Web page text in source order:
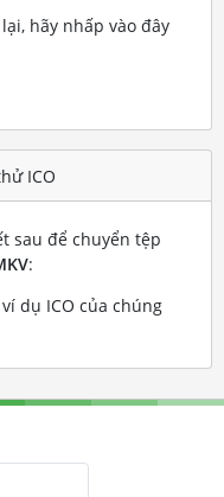
hãy nhấp vào đây
ICO
sau để chuyển tệp
:
dụ ICO của chúng